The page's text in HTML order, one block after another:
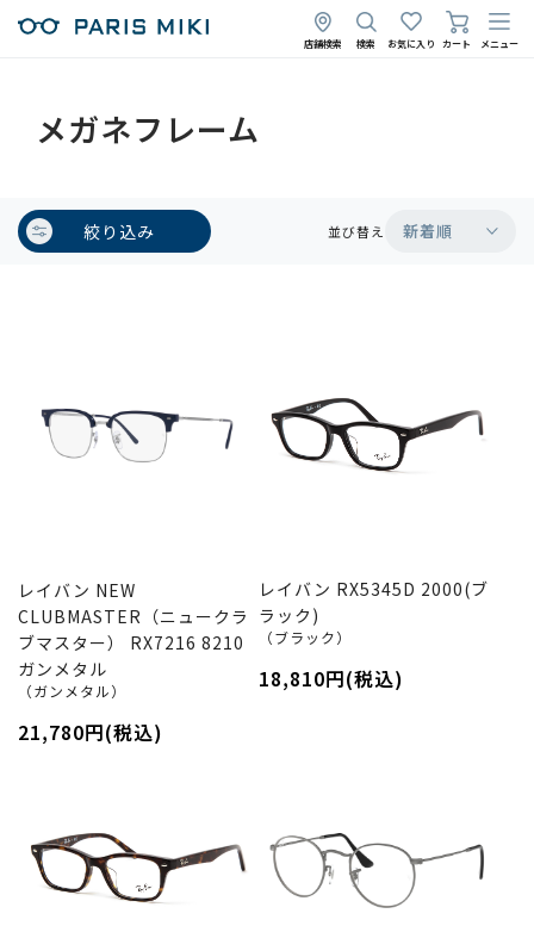
店舗検索 検索 お気に入り カート メニュー
メガネフレーム
絞り込み 並び替え 新着順
レイバン NEW
CLUBMASTER（ニュークラ
ブマスター） RX7216 8210
ガンメタル
（ガンメタル）
21,780円(税込)
レイバン RX5345D 2000(ブ
ラック)
（ブラック）
18,810円(税込)